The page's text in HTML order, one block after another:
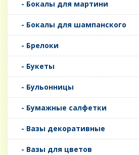
- Бокалы для мартини
- Бокалы для шампанского
- Брелоки
- Букеты
- Бульонницы
- Бумажные салфетки
- Вазы декоративные
- Вазы для цветов